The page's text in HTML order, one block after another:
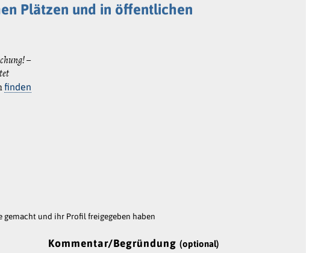
Plätzen und in öffentlichen
–
finden
gemacht und ihr Profil freigegeben haben
Kommentar/Begründung(optional)